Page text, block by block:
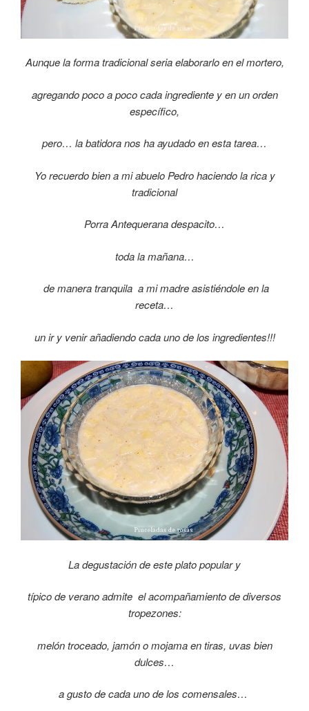
Aunque la forma tradicional seria elaborarlo en el mortero,
agregando poco a poco cada ingrediente y en un orden
específico,
pero… la batidora nos ha ayudado en esta tarea…
Yo recuerdo bien a mi abuelo Pedro haciendo la rica y
tradicional
Porra Antequerana despacito…
toda la mañana…
de manera tranquila a mi madre asistiéndole en la
receta…
un ir y venir añadiendo cada uno de los ingredientes!!!
La degustación de este plato popular y
típico de verano admite el acompañamiento de diversos
tropezones:
melón troceado, jamón o mojama en tiras, uvas bien
dulces…
a gusto de cada uno de los comensales…